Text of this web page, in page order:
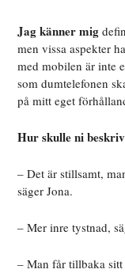
Jag känner mig
men vissa aspekter
med mobilen är inte
som dumtelefonen
på mitt eget
Hur skulle ni
– Det är stillsamt,
säger Jona.
– Mer inre tystnad,
– Man får tillbaka